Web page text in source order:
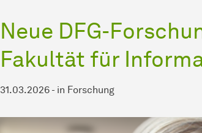
Neue DFG-
Fakultät für
31.03.2026 - in Forschung